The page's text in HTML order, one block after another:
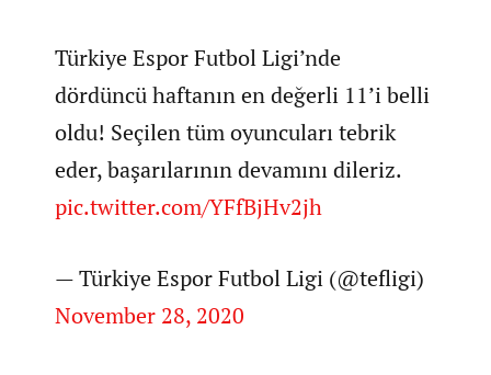
Türkiye Espor Futbol Ligi’nde
dördüncü haftanın en değerli 11’i belli
oldu! Seçilen tüm oyuncuları tebrik
eder, başarılarının devamını dileriz.
pic.twitter.com/YFfBjHv2jh
— Türkiye Espor Futbol Ligi (@tefligi)
November 28, 2020